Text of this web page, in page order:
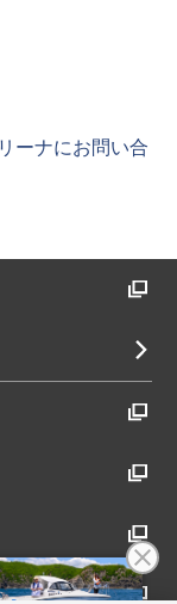
ーナにお問い合